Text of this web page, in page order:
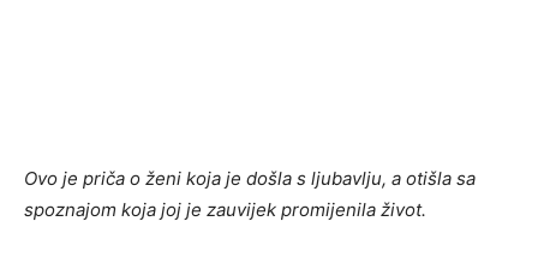
Ovo je priča o ženi koja je došla s ljubavlju, a otišla sa
spoznajom koja joj je zauvijek promijenila život.